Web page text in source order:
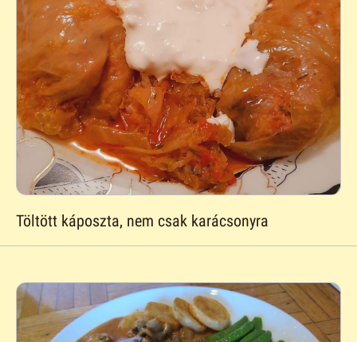
Töltött káposzta, nem csak karácsonyra